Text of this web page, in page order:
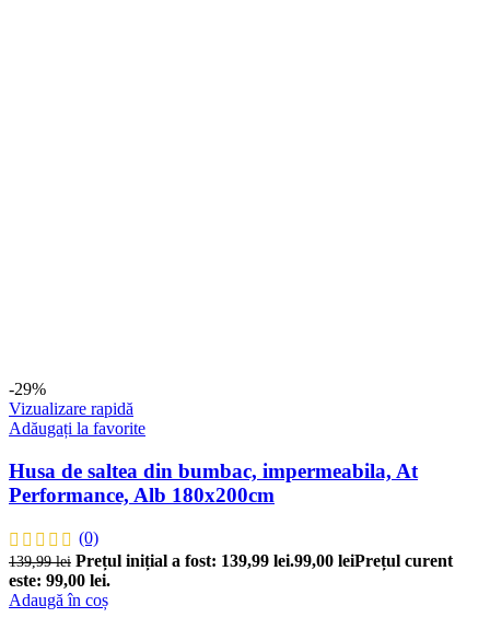
-29%
Vizualizare rapidă
Adăugați la favorite
Husa de saltea din bumbac, impermeabila, At
Performance, Alb 180x200cm
(0)
139,99lei Prețul inițial a fost: 139,99 lei.99,00 leiPrețul curent
este: 99,00 lei.
Adaugă în coș